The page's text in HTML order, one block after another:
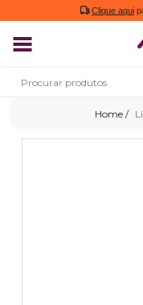
Clique aqui